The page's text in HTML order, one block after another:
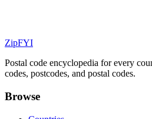
ZipFYI
Postal code encyclopedia for every
codes, postcodes, and postal codes.
Browse